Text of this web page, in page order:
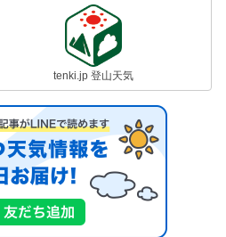
tenki.jp 登山天気